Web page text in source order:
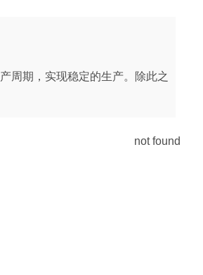
周期，实现稳定的生产。除此之
not found